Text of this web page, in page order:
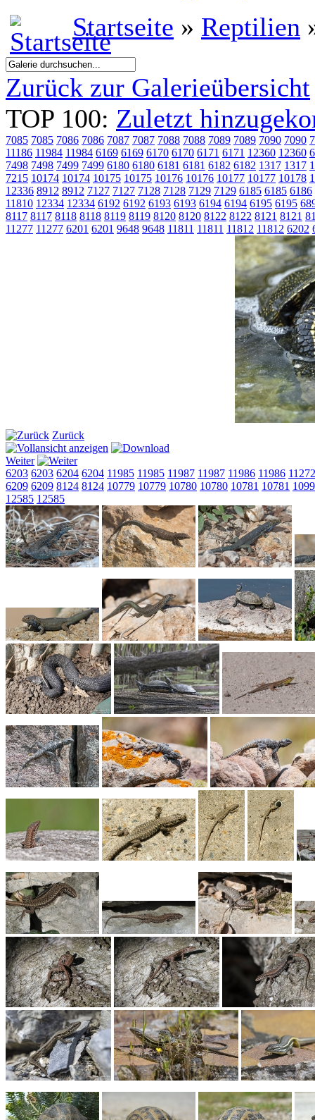
Startseite » Reptilien
Zurück zur Galerieübersicht
TOP 100: Zuletzt
7085 7085 7086 7086 7087 7087 7088 7088 7089 7089 7090 7090
11186 11984 11984 6169 6169 6170 6170 6171 6171 12360 12360
7498 7498 7499 7499 6180 6180 6181 6181 6182 6182 1317 1317
7215 10174 10174 10175 10175 10176 10176 10177 10177 10178
12336 8912 8912 7127 7127 7128 7128 7129 7129 6185 6185 6186
11810 12334 12334 6192 6192 6193 6193 6194 6194 6195 6195
8117 8117 8118 8118 8119 8119 8120 8120 8122 8122 8121 8121
11277 11277 6201 6201 9648 9648 11811 11811 11812 11812 6202
Zurück
Weiter
6203 6203 6204 6204 11985 11985 11987 11987 11986 11986 11272
6209 6209 8124 8124 10779 10779 10780 10780 10781 10781
12585 12585